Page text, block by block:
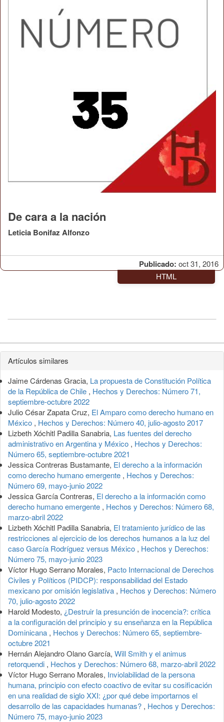
Publicado: oct 31, 2016
De cara a la nación
Leticia Bonifaz Alfonzo
HTML
Detalles
del
artículo
Artículos similares
Jaime Cárdenas Gracia, La propuesta de Constitución Política
de la República de Chile , Hechos y Derechos: Número 71,
septiembre-octubre 2022
Julio César Zapata Cruz, El Amparo como derecho humano en
México , Hechos y Derechos: Número 40, julio-agosto 2017
Lizbeth Xóchitl Padilla Sanabria, Las fuentes del derecho
administrativo en Argentina y México , Hechos y Derechos:
Número 65, septiembre-octubre 2021
Jessica Contreras Bustamante, El derecho a la información
como derecho humano emergente , Hechos y Derechos:
Número 69, mayo-junio 2022
Jessica García Contreras, El derecho a la información como
derecho humano emergente , Hechos y Derechos: Número 68,
marzo-abril 2022
Lizbeth Xóchitl Padilla Sanabria, El tratamiento jurídico de las
restricciones al ejercicio de los derechos humanos a la luz del
caso García Rodríguez versus México , Hechos y Derechos:
Número 75, mayo-junio 2023
Víctor Hugo Serrano Morales, Pacto Internacional de Derechos
Civiles y Políticos (PIDCP): responsabilidad del Estado
mexicano por omisión legislativa , Hechos y Derechos: Número
70, julio-agosto 2022
Harold Modesto, ¿Destruir la presunción de inocencia?: crítica
a la configuración del principio y su enseñanza en la República
Dominicana , Hechos y Derechos: Número 65, septiembre-
octubre 2021
Hernán Alejandro Olano García, Will Smith y el animus
retorquendi , Hechos y Derechos: Número 68, marzo-abril 2022
Víctor Hugo Serrano Morales, Inviolabilidad de la persona
humana, principio con efecto coactivo de evitar su cosificación
en una realidad de siglo XXI: ¿por qué debe importarnos el
desarrollo de las capacidades humanas? , Hechos y Derechos:
Número 75, mayo-junio 2023